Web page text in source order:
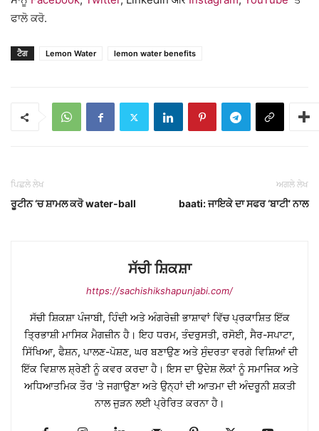
ਫਾਲੋ ਕਰੋ.
ਟੈਗ Lemon Water lemon water benefits
ਪਿਛਲੇ ਲੇਖ
ਰੂਟੀਨ ‘ਚ ਸ਼ਾਮਲ ਕਰੋ water-ball
ਅਗਲੇ ਲੇਖ
baati: ਜਾਇਕੇ ਦਾ ਸਫਰ ‘ਬਾਟੀ’ ਨਾਲ
ਸੱਚੀ ਸ਼ਿਕਸ਼ਾ
https://sachishikshapunjabi.com/
ਸੱਚੀ ਸ਼ਿਕਸ਼ਾ ਪੰਜਾਬੀ, ਹਿੰਦੀ ਅਤੇ ਅੰਗਰੇਜ਼ੀ ਭਾਸ਼ਾਵਾਂ ਵਿੱਚ ਪ੍ਰਕਾਸ਼ਿਤ ਇੱਕ
ਤ੍ਰਿਭਾਸ਼ੀ ਮਾਸਿਕ ਮੈਗਜ਼ੀਨ ਹੈ। ਇਹ ਧਰਮ, ਤੰਦਰੁਸਤੀ, ਰਸੋਈ, ਸੈਰ-ਸਪਾਟਾ,
ਸਿੱਖਿਆ, ਫੈਸ਼ਨ, ਪਾਲਣ-ਪੋਸ਼ਣ, ਘਰ ਬਣਾਉਣ ਅਤੇ ਸੁੰਦਰਤਾ ਵਰਗੇ ਵਿਸ਼ਿਆਂ ਦੀ
ਇੱਕ ਵਿਸ਼ਾਲ ਸ਼੍ਰੇਣੀ ਨੂੰ ਕਵਰ ਕਰਦਾ ਹੈ। ਇਸ ਦਾ ਉਦੇਸ਼ ਲੋਕਾਂ ਨੂੰ ਸਮਾਜਿਕ ਅਤੇ
ਅਧਿਆਤਮਿਕ ਤੌਰ 'ਤੇ ਜਗਾਉਣਾ ਅਤੇ ਉਨ੍ਹਾਂ ਦੀ ਆਤਮਾ ਦੀ ਅੰਦਰੂਨੀ ਸ਼ਕਤੀ
ਨਾਲ ਜੁੜਨ ਲਈ ਪ੍ਰੇਰਿਤ ਕਰਨਾ ਹੈ।